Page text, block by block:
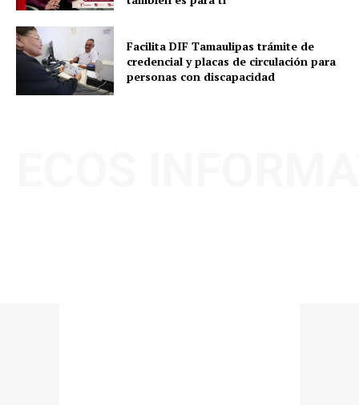
Facilita DIF Tamaulipas trámite de
credencial y placas de circulación para
personas con discapacidad